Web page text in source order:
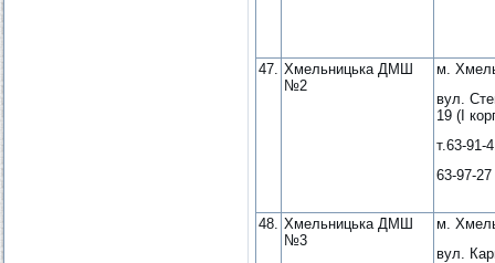
47. Хмельницька ДМШ
№2
м.
вул.
19 (І
т.63-91-
63-97-27
48. Хмельницька ДМШ
№3
м.
вул.